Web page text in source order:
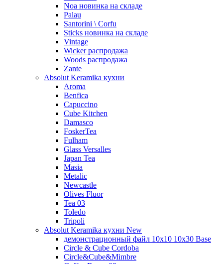
Noa новинка на складе
Palau
Santorini \ Corfu
Sticks новинка на складе
Vintage
Wicker распродажа
Woods распродажа
Zante
Absolut Keramika кухни
Aroma
Benfica
Capuccino
Cube Kitchen
Damasco
FoskerTea
Fulham
Glass Versalles
Japan Tea
Masia
Metalic
Newcastle
Olives Fluor
Tea 03
Toledo
Tripoli
Absolut Keramika кухни New
демонстрационный файл 10x10 10x30 Base
Circle & Cube Cordoba
Circle&Cube&Mimbre